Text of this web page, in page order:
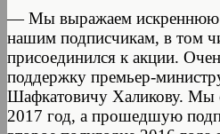
— Мы выражаем искреннюю
нашим подписчикам, в том
присоединился к акции.
поддержку премьер-
Шафкатовичу Халикову. Мы
2017 год, а прошедшую